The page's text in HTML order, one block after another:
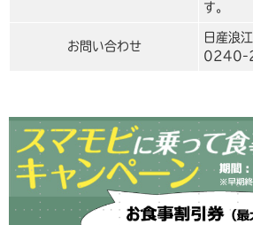
す。
お問い合わせ
日産浪
0240-